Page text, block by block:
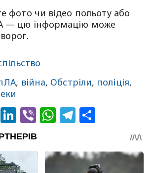
фото чи відео польоту або
— цю інформацію може
, війна, Обстріли, поліція,
Pinterest
LinkedIn
ViberWhatsApp
Telegram